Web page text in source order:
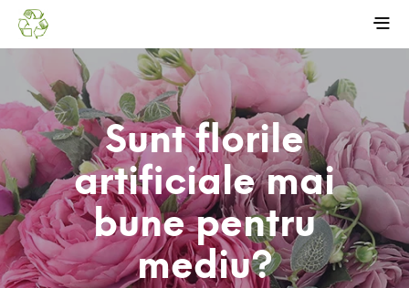
Sunt florile
artificiale mai
bune pentru
mediu?